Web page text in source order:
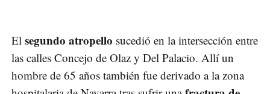
El segundo atropello sucedió en la intersección entre
las calles Concejo de Olaz y Del Palacio. Allí un
hombre de 65 años también fue derivado a la zona